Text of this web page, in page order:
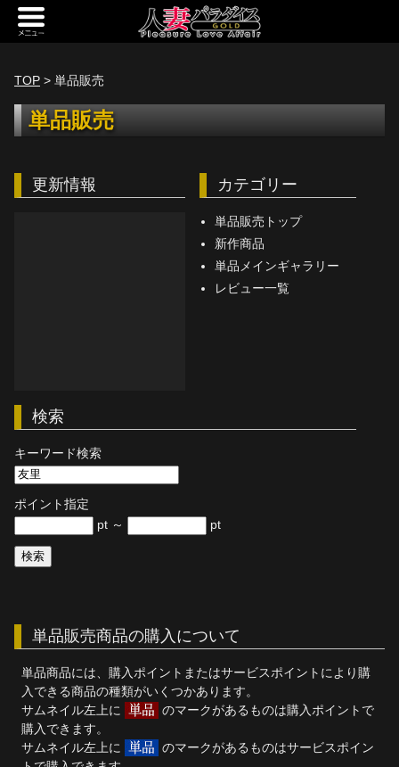
トップページ
[定額] メインギャラリー
単品販売
ヘルプ
お問い合わせ
TOP > 単品販売
単品販売
更新情報 カテゴリー
単品販売トップ
新作商品
単品メインギャラリー
レビュー一覧
検索
キーワード検索
ポイント指定
pt ～
pt
単品販売商品の購入について
単品商品には、購入ポイントまたはサービスポイントにより購
入できる商品の種類がいくつかあります。
サムネイル左上に
のマークがあるものは購入ポイントで
購入できます。
サムネイル左上に
のマークがあるものはサービスポイン